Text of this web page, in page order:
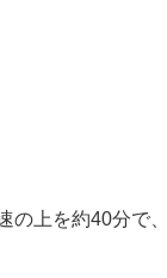
の上を約40分で